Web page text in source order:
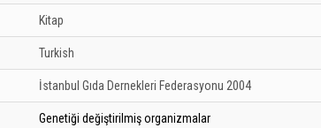
Kitap
Turkish
İstanbul Gıda Dernekleri Federasyonu 2004
Genetiği değiştirilmiş organizmalar